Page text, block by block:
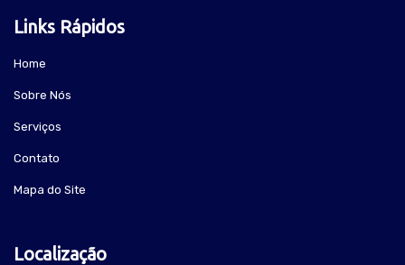
Links Rápidos
Home
Sobre Nós
Serviços
Contato
Mapa do Site
Localização